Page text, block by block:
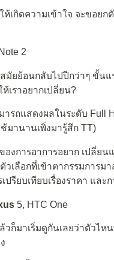
เกิดความเข้าใจ จะขอยก
2
มัยย้อนกลับไปปีกว่าๆ ขั้นแ
เราอยากเปลี่ยน?
ารถแสดงผลในระดับ Full
มานานเพิ่งมารู้สึก TT)
องการอาการอยาก เปลี่ยน
วเลือกที่เข้าตากรรมการม
ปรียบเทียบเรื่องราคา และ
5, HTC One
วก็มาเริ่มดูกันเลยว่าตัวไห